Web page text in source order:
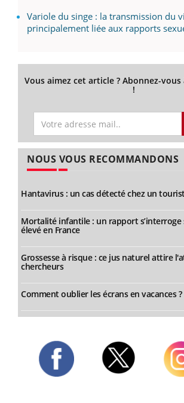
Variole du singe : la transmission du
principalement liée aux rapports
Vous aimez cet article ? Abonnez-
!
NOUS VOUS RECOMMANDONS
Hantavirus : un cas détecté chez un
Mortalité infantile : un rapport s’interroge
élevé en France
Grossesse à risque : ce jus naturel attire
chercheurs
Comment oublier les écrans en vacances ?